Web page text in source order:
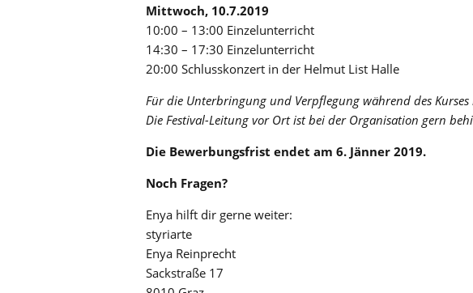
Mittwoch, 10.7.2019
10:00 – 13:00 Einzelunterricht
14:30 – 17:30 Einzelunterricht
20:00 Schlusskonzert in der Helmut List Halle
Für die Unterbringung und Verpflegung während des Kurses
Die Festival-Leitung vor Ort ist bei der Organisation gern
Die Bewerbungsfrist endet am 6. Jänner 2019.
Noch Fragen?
Enya hilft dir gerne weiter:
styriarte
Enya Reinprecht
Sackstraße 17